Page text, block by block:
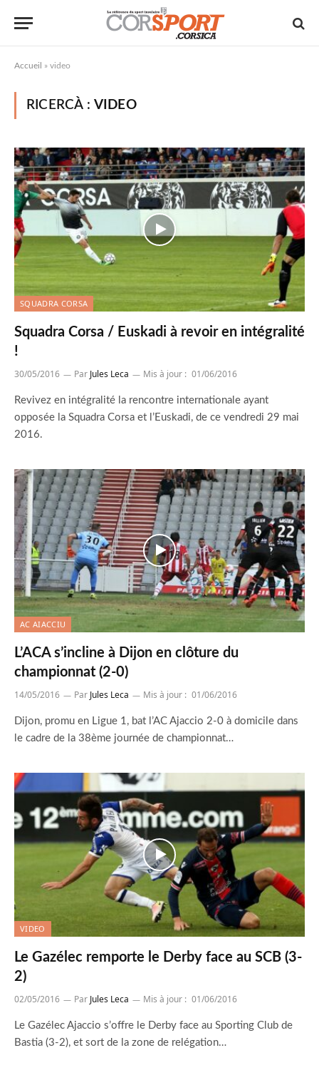
Accueil » video
RICERCÀ : VIDEO
SQUADRA CORSA
Squadra Corsa / Euskadi à revoir en intégralité
!
30/05/2016 Par Jules Leca Mis à jour : 01/06/2016
Revivez en intégralité la rencontre internationale ayant
opposée la Squadra Corsa et l’Euskadi, de ce vendredi 29 mai
2016.
AC AIACCIU
L’ACA s’incline à Dijon en clôture du
championnat (2-0)
14/05/2016 Par Jules Leca Mis à jour : 01/06/2016
Dijon, promu en Ligue 1, bat l’AC Ajaccio 2-0 à domicile dans
le cadre de la 38ème journée de championnat…
VIDEO
Le Gazélec remporte le Derby face au SCB (3-
2)
02/05/2016 Par Jules Leca Mis à jour : 01/06/2016
Le Gazélec Ajaccio s’offre le Derby face au Sporting Club de
Bastia (3-2), et sort de la zone de relégation…